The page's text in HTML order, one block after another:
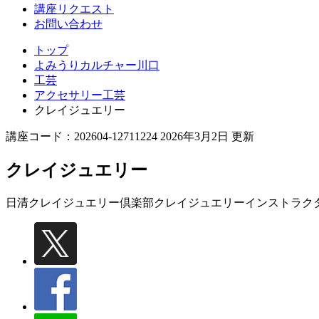
講座リクエスト
お問い合わせ
トップ
よみうりカルチャー川口
工芸
アクセサリー工芸
クレイジュエリー
講座コード：202604-12711224 2026年3月2日 更新
クレイジュエリー
日清クレイジュエリー倶楽部クレイジュエリーインストラク